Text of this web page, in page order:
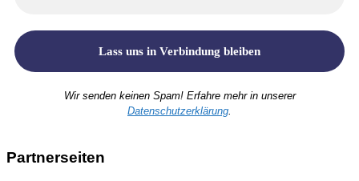
Wir senden keinen Spam! Erfahre mehr in unserer
Datenschutzerklärung
Partnerseiten